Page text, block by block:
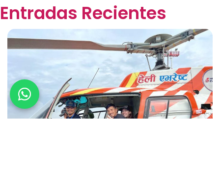
Entradas Recientes